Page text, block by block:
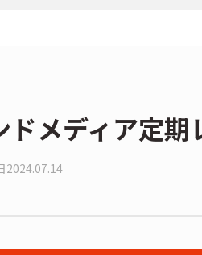
ドメディア定
2024.07.14